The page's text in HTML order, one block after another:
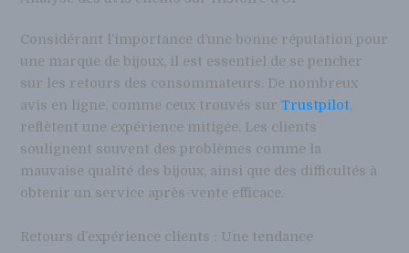
Considérant l’importance d’une bonne réputation pour
une marque de bijoux, il est essentiel de se pencher
sur les retours des consommateurs. De nombreux
avis en ligne, comme ceux trouvés surTrustpilot,
reflètent une expérience mitigée. Les clients
soulignent souvent des problèmes comme la
mauvaise qualité des bijoux, ainsi que des difficultés à
obtenir un service après-vente efficace.
Retours d’expérience clients : Une tendance